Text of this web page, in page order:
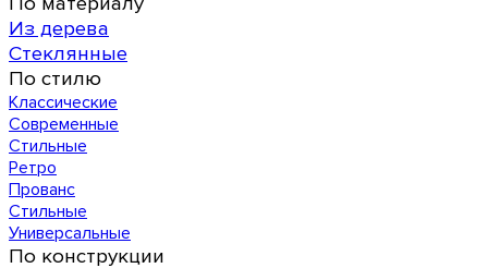
Из дерева
Стеклянные
По стилю
Классические
Современные
Стильные
Ретро
Прованс
Стильные
Универсальные
По конструкции